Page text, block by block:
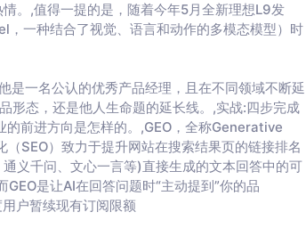
。,值得一提的是，随着今年5月全新理想L9发
一种结合了视觉、语言和动作的多模态模型）时
是一名公认的优秀产品经理，且在不同领域不断延
形态，还是他人生命题的延长线。,实战:四步完成
的前进方向是怎样的。,GEO，全称Generative
SEO）致力于提升网站在搜索结果页的链接排名
义千问、文心一言等)直接生成的文本回答中的可
是让AI在回答问题时“主动提到”你的品
户暂续现有订阅限额